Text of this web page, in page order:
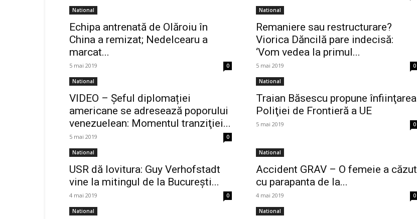
National
Echipa antrenată de Olăroiu în
China a remizat; Nedelcearu a
marcat...
5 mai 2019 0
National
Remaniere sau restructurare?
Viorica Dăncilă pare indecisă:
‘Vom vedea la primul...
5 mai 2019 0
National
VIDEO – Șeful diplomației
americane se adresează poporului
venezuelean: Momentul tranziţiei...
5 mai 2019 0
National
Traian Băsescu propune înfiinţarea
Poliţiei de Frontieră a UE
5 mai 2019 0
National
USR dă lovitura: Guy Verhofstadt
vine la mitingul de la București...
4 mai 2019 0
National
Accident GRAV – O femeie a căzut
cu parapanta de la...
4 mai 2019 0
National National